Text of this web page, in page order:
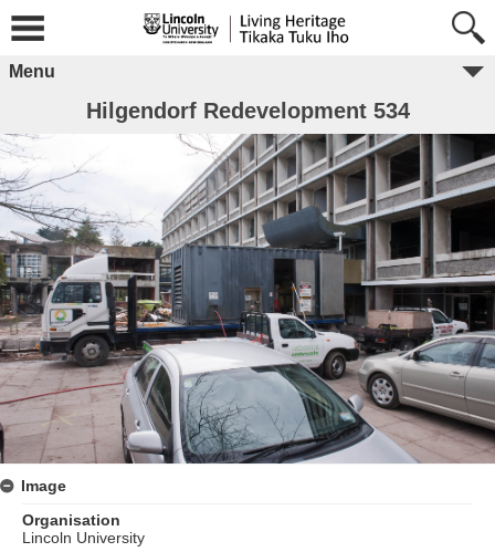
Menu
Hilgendorf Redevelopment 534
Image
Organisation
Lincoln University